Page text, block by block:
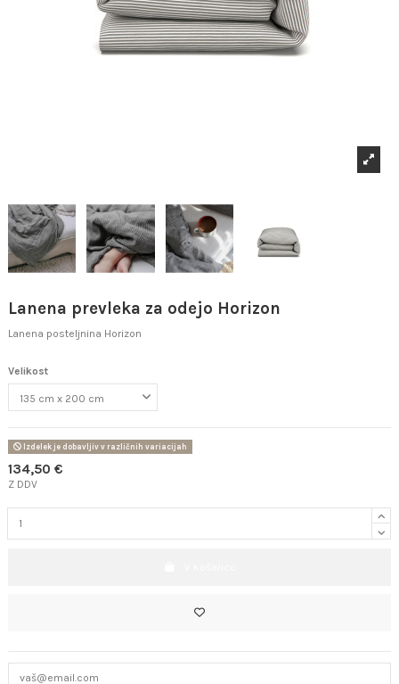
Lanena prevleka za odejo Horizon
Lanena posteljnina Horizon
Velikost
Izdelek je dobavljiv v različnih variacijah
134,50 €
Z DDV